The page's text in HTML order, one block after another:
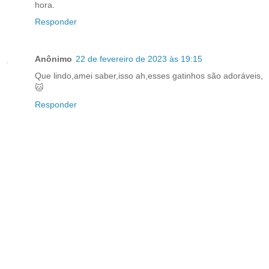
hora.
Responder
Anônimo 22 de fevereiro de 2023 às 19:15
Que lindo,amei saber,isso ah,esses gatinhos são adoráveis,
🐱
Responder